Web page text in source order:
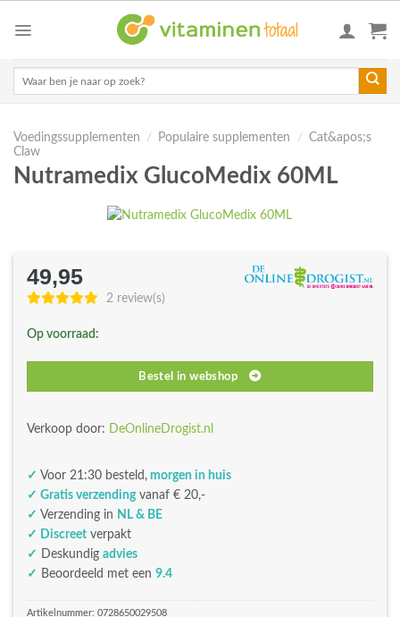
Voedingssupplementen / Populaire supplementen / Cat&apos;s
Claw
Nutramedix GlucoMedix 60ML
49,95
2 review(s)
Op voorraad:
Bestel in webshop
Verkoop door: DeOnlineDrogist.nl
✓ Voor 21:30 besteld, morgen in huis
✓ Gratis verzendingvanaf € 20,-
✓ Verzending in NL & BE
✓ Discreet verpakt
✓ Deskundig advies
✓ Beoordeeld met een 9.4
Artikelnummer: 0728650029508